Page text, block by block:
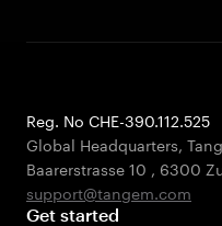
Reg. No CHE-390.112.525
Global Headquarters,
Baarerstrasse 10 , 6300
support@tangem.com
Get started